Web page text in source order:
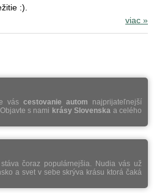
:).
viac »
váscestovanie autom najprijateľnejší
s nami krásy Slovenska a celého
čoraz populárnejšia. Nudia vás už
a svet v sebe skrýva krásu ktorá čaká